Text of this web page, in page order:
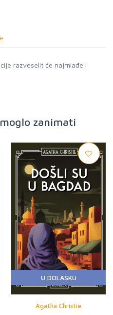
razveselit će najmlađe i
zanimati
U DOLASKU
Agatha Christie